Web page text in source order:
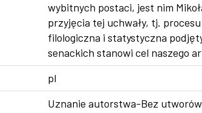
wybitnych postaci, jest nim
przyjęcia tej uchwały, tj.
filologiczna i statystyczna
senackich stanowi cel naszego
pl
Uznanie autorstwa-Bez